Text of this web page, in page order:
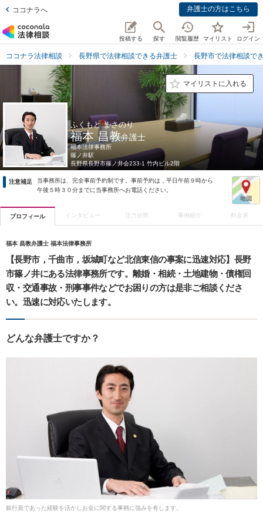
ココナラへ 弁護士の方はこちら
投稿する 探す 閲覧履歴 マイリスト ログイン
ココナラ法律相談 長野県で法律相談できる弁護士 長野市で法律相談で
マイリストに入れる
ふくもと まさのり
福本 昌教弁護士
福本法律事務所
篠ノ井駅
長野県長野市篠ノ井会233-1 竹内ビル2階
注意補足
当事務所は、完全事前予約制です。事前予約は，平日午前９時から
午後５時３０分までに当事務所へお電話ください。
プロフィール インタビュー 注力分野 事例紹介 料金表
福本 昌教弁護士 福本法律事務所
【長野市，千曲市，坂城町など北信東信の事案に迅速対応】長野
市篠ノ井にある法律事務所です。離婚・相続・土地建物・債権回
収・交通事故・刑事事件などでお困りの方は是非ご相談くださ
い。迅速に対応いたします。
どんな弁護士ですか？
銀行員であった経験を活かしお金に関する事柄に強みを有します。